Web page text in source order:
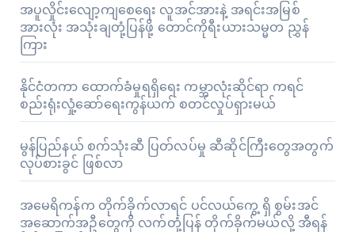
အပူလှိုင်းလျော့ကျစေရေး လူအင်အားနဲ့ အရင်းအမြစ်
အားလုံး အသုံးချတုံ့ပြန်ဖို့ တောင်ကိုရီးယားသမ္မတ ညွှန်
ကြား
နိုင်ငံတကာ ထောက်ခံမှုရရှိရေး ကမ္ဘာလုံးဆိုင်ရာ ကရင်
စည်းရုံးလှုံ့ဆော်ရေးကွန်ယက် စတင်လှုပ်ရှားမယ်
မွန်ပြည်နယ် စက်သုံးဆီ ပြတ်လပ်မှု ဆီဆိုင်ကြီးတွေအတွက်
လုပ်စားခွင် ဖြစ်လာ
အမေရိကန်က တိုက်ခိုက်လာရင် ပင်လယ်ကွေ့ ရှိ စွမ်းအင်
အဆောက်အဦတွေကို လက်တုံ့ပြန် တိုက်ခိုက်မယ်လို့ အီရန်